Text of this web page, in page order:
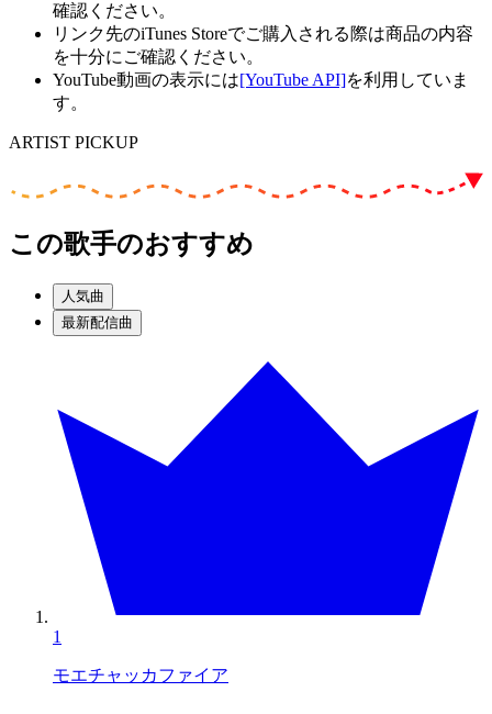
確認ください。
リンク先のiTunes Storeでご購入される際は商品の内容
を十分にご確認ください。
YouTube動画の表示には[YouTube API]を利用していま
す。
ARTIST PICKUP
この歌手のおすすめ
人気曲
最新配信曲
1
モエチャッカファイア